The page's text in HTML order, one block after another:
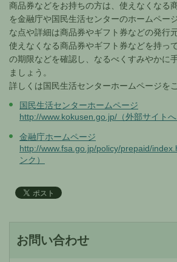
商品券などをお持ちの方は、使えなくなる
を金融庁や国民生活センターのホームペー
な点や詳細は商品券やギフト券などの発行
使えなくなる商品券やギフト券などを持っ
の期限などを確認し、なるべくすみやかに
ましょう。
詳しくは国民生活センターホームページを
国民生活センターホームページ
http://www.kokusen.go.jp/（外部サイトへ
金融庁ホームページ
http://www.fsa.go.jp/policy/prepaid/
ンク）
お問い合わせ